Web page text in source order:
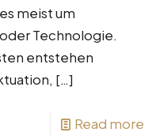
meist um
Technologie.
entstehen
[…]
Read more